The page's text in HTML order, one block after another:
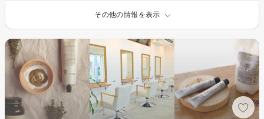
その他の情報を表示